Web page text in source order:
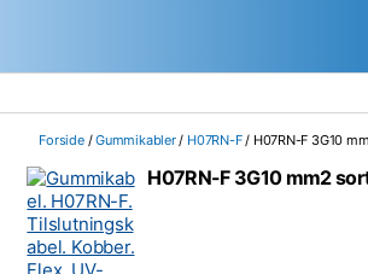
Forside/Gummikabler/ H07RN-F/ H07RN-F 3G10
H07RN-F 3G10 mm2